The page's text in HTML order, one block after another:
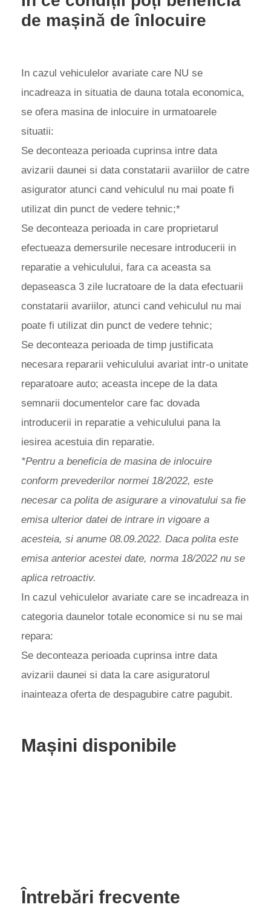
de mașină de înlocuire
In cazul vehiculelor avariate care NU se
incadreaza in situatia de dauna totala economica,
se ofera masina de inlocuire in urmatoarele
situatii:
Se deconteaza perioada cuprinsa intre data
avizarii daunei si data constatarii avariilor de catre
asigurator atunci cand vehiculul nu mai poate fi
utilizat din punct de vedere tehnic;*
Se deconteaza perioada in care proprietarul
efectueaza demersurile necesare introducerii in
reparatie a vehiculului, fara ca aceasta sa
depaseasca 3 zile lucratoare de la data efectuarii
constatarii avariilor, atunci cand vehiculul nu mai
poate fi utilizat din punct de vedere tehnic;
Se deconteaza perioada de timp justificata
necesara repararii vehiculului avariat intr-o unitate
reparatoare auto; aceasta incepe de la data
semnarii documentelor care fac dovada
introducerii in reparatie a vehiculului pana la
iesirea acestuia din reparatie.
*Pentru a beneficia de masina de inlocuire
conform prevederilor normei 18/2022, este
necesar ca polita de asigurare a vinovatului sa fie
emisa ulterior datei de intrare in vigoare a
acesteia, si anume 08.09.2022. Daca polita este
emisa anterior acestei date, norma 18/2022 nu se
aplica retroactiv.
In cazul vehiculelor avariate care se incadreaza in
categoria daunelor totale economice si nu se mai
repara:
Se deconteaza perioada cuprinsa intre data
avizarii daunei si data la care asiguratorul
inainteaza oferta de despagubire catre pagubit.
Mașini disponibile
Întrebări frecvente